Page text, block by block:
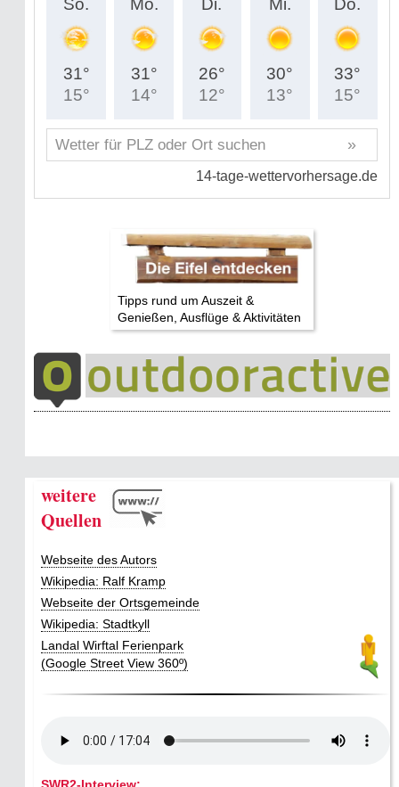
Tipps rund um Auszeit &
Genießen, Ausflüge & Aktivitäten
weitere
Quellen
Webseite des Autors
Wikipedia: Ralf Kramp
Webseite der Ortsgemeinde
Wikipedia: Stadtkyll
Landal Wirftal Ferienpark
(Google Street View 360º)